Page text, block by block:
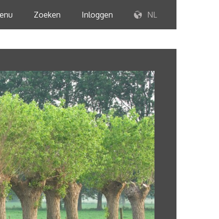
Zoeken Inloggen NL